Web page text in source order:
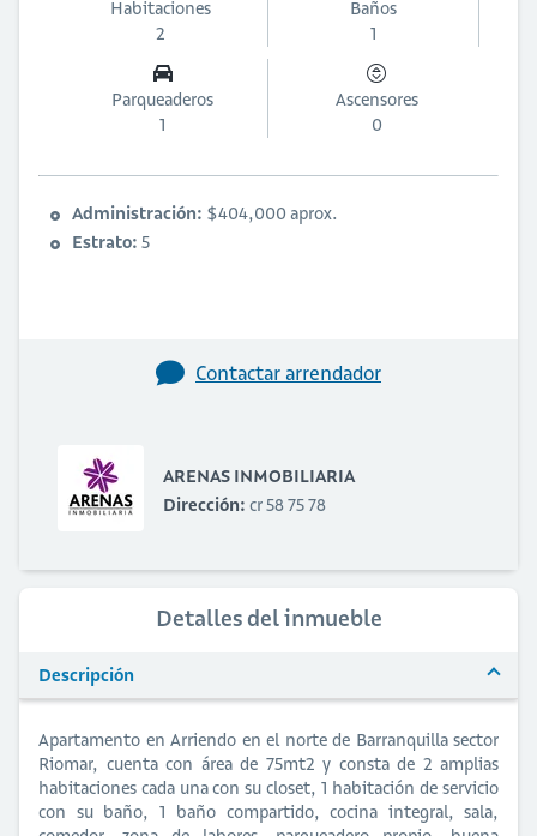
Habitaciones
2
Baños
1
Parqueaderos
1
Ascensores
0
Administración: $404,000 aprox.
Estrato: 5
Contactar arrendador
ARENAS INMOBILIARIA
Dirección: cr 58 75 78
Detalles del inmueble
Descripción
Apartamento en Arriendo en el norte de Barranquilla sector
Riomar, cuenta con área de 75mt2 y consta de 2 amplias
habitaciones cada una con su closet, 1 habitación de servicio
con su baño, 1 baño compartido, cocina integral, sala,